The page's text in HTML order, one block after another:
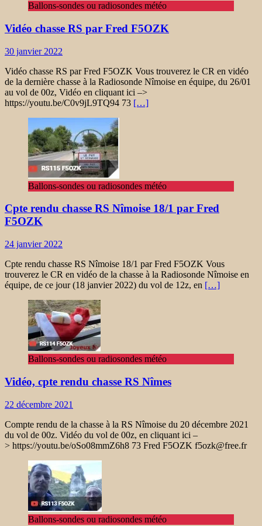
Ballons-sondes ou radiosondes météo
Vidéo chasse RS par Fred F5OZK
30 janvier 2022
Vidéo chasse RS par Fred F5OZK Vous trouverez le CR en vidéo
de la dernière chasse à la Radiosonde Nîmoise en équipe, du 26/01
au vol de 00z, Vidéo en cliquant ici –>
https://youtu.be/C0v9jL9TQ94 73 […]
Ballons-sondes ou radiosondes météo
Cpte rendu chasse RS Nîmoise 18/1 par Fred
F5OZK
24 janvier 2022
Cpte rendu chasse RS Nîmoise 18/1 par Fred F5OZK Vous
trouverez le CR en vidéo de la chasse à la Radiosonde Nîmoise en
équipe, de ce jour (18 janvier 2022) du vol de 12z, en […]
Ballons-sondes ou radiosondes météo
Vidéo, cpte rendu chasse RS Nîmes
22 décembre 2021
Compte rendu de la chasse à la RS Nîmoise du 20 décembre 2021
du vol de 00z. Vidéo du vol de 00z, en cliquant ici –
> https://youtu.be/oSo08mmZ6h8 73 Fred F5OZK f5ozk@free.fr
Ballons-sondes ou radiosondes météo